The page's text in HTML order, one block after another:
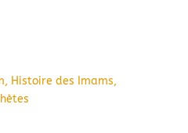
, Histoire des Imams,